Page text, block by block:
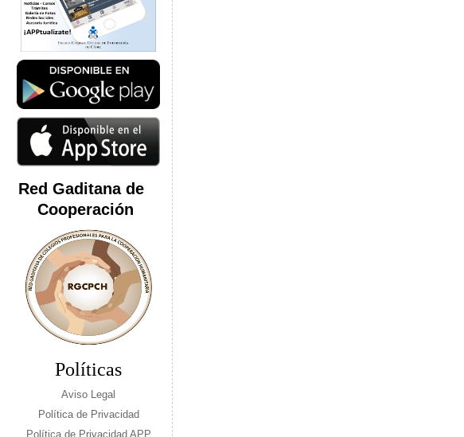
Red Gaditana de
Cooperación
Políticas
Aviso Legal
Política de Privacidad
Política de Privacidad APP